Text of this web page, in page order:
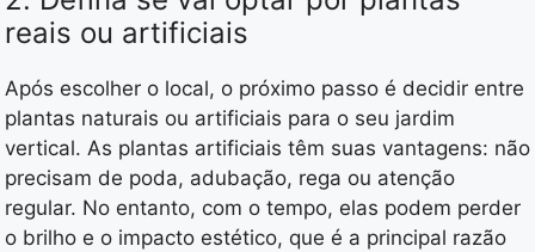
reais ou artificiais
Após escolher o local, o próximo passo é decidir entre
plantas naturais ou artificiais para o seu jardim
vertical. As plantas artificiais têm suas vantagens: não
precisam de poda, adubação, rega ou atenção
regular. No entanto, com o tempo, elas podem perder
o brilho e o impacto estético, que é a principal razão